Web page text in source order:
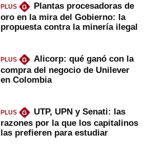
PLUS G
Plantas procesadoras de
oro en la mira del Gobierno: la
propuesta contra la minería ilegal
PLUS G
Alicorp: qué ganó con la
compra del negocio de Unilever
en Colombia
PLUS G
UTP, UPN y Senati: las
razones por la que los capitalinos
las prefieren para estudiar